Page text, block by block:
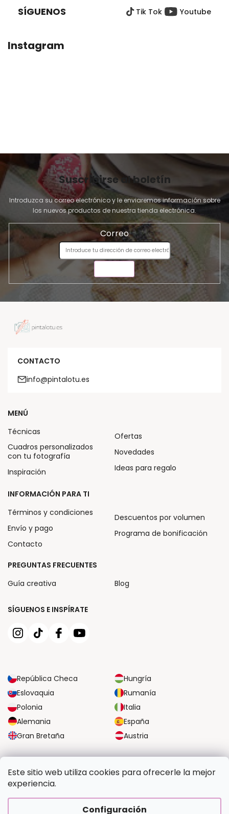
Este sitio web utiliza cookies para ofrecerle la mejor
experiencia.
Configuración
SÍGUENOS Tik Tok Youtube
Instagram
Suscribirse al boletín
Introduzca su correo electrónico y le enviaremos información sobre
los nuevos productos de nuestra tienda electrónica.
Correo
CONTACTO
info@pintalotu.es
SÍGUENOS E INSPÍRATE
República Checa
Hungría
Eslovaquia
Rumanía
Polonia
Italia
Alemania
España
Gran Bretaña
Austria
MENÚ
Técnicas
Cuadros personalizados
con tu fotografía
Inspiración
Ofertas
Novedades
Ideas para regalo
INFORMACIÓN PARA TI
Términos y condiciones
Envío y pago
Contacto
Descuentos por volumen
Programa de bonificación
PREGUNTAS FRECUENTES
Guía creativa
Blog
OPCIONES SEGURAS DE PAGO